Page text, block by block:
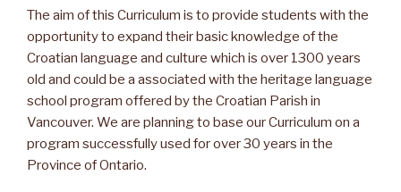
The aim of this Curriculum is to provide students with the
opportunity to expand their basic knowledge of the
Croatian language and culture which is over 1300 years
old and could be a associated with the heritage language
school program offered by the Croatian Parish in
Vancouver. We are planning to base our Curriculum on a
program successfully used for over 30 years in the
Province of Ontario.